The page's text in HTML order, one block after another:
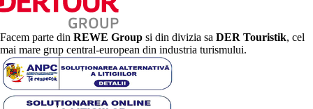
Facem parte din REWE Group si din divizia sa DER Touristik, cel
mai mare grup central-european din industria turismului.